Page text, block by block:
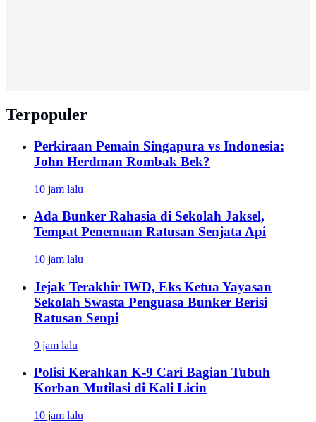
Terpopuler
Perkiraan Pemain Singapura vs Indonesia:
John Herdman Rombak Bek?
10 jam lalu
Ada Bunker Rahasia di Sekolah Jaksel,
Tempat Penemuan Ratusan Senjata Api
10 jam lalu
Jejak Terakhir IWD, Eks Ketua Yayasan
Sekolah Swasta Penguasa Bunker Berisi
Ratusan Senpi
9 jam lalu
Polisi Kerahkan K-9 Cari Bagian Tubuh
Korban Mutilasi di Kali Licin
10 jam lalu